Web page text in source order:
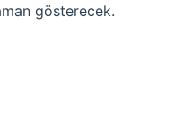
gösterecek.